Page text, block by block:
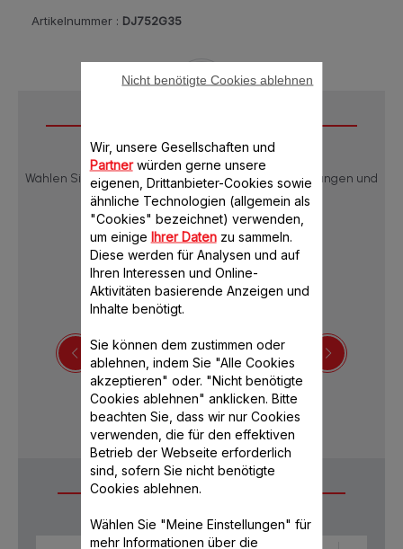
Artikelnummer : DJ752G35
Wählen Sie eine Sprache, um die Produktbeschreibungen und
Bedienungsanleitungen anzuzeigen:
Sicherheitshinweise
Häufige Fragen
Wir, unsere Gesellschaften und
Partnerwürden gerne unsere
eigenen, Drittanbieter-Cookies sowie
ähnliche Technologien (allgemein als
"Cookies" bezeichnet) verwenden,
um einige Ihrer Datenzu sammeln.
Diese werden für Analysen und auf
Ihren Interessen und Online-
Aktivitäten basierende Anzeigen und
Inhalte benötigt.
Sie können dem zustimmen oder
ablehnen, indem Sie "Alle Cookies
akzeptieren" oder. "Nicht benötigte
Cookies ablehnen" anklicken. Bitte
beachten Sie, dass wir nur Cookies
verwenden, die für den effektiven
Betrieb der Webseite erforderlich
sind, sofern Sie nicht benötigte
Cookies ablehnen.
Wählen Sie "Meine Einstellungen" für
mehr Informationen über die
Nicht benötigte Cookies ablehnen